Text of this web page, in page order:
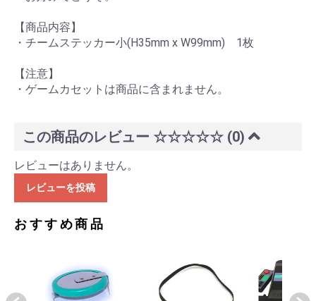
【商品内容】
・チームステッカー小(H35mm x W99mm) 1枚
【注意】
・ゲームカセットは商品に含まれません。
この商品のレビュー ☆☆☆☆☆ (0)
レビューはありません。
レビューを投稿
おすすめ商品